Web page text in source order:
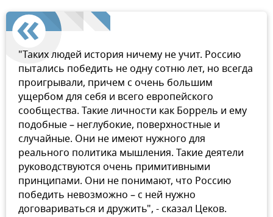
"Таких людей история ничему не учит. Россию
пытались победить не одну сотню лет, но всегда
проигрывали, причем с очень большим
ущербом для себя и всего европейского
сообщества. Такие личности как Боррель и ему
подобные – неглубокие, поверхностные и
случайные. Они не имеют нужного для
реального политика мышления. Такие деятели
руководствуются очень примитивными
принципами. Они не понимают, что Россию
победить невозможно – с ней нужно
договариваться и дружить", - сказал Цеков.